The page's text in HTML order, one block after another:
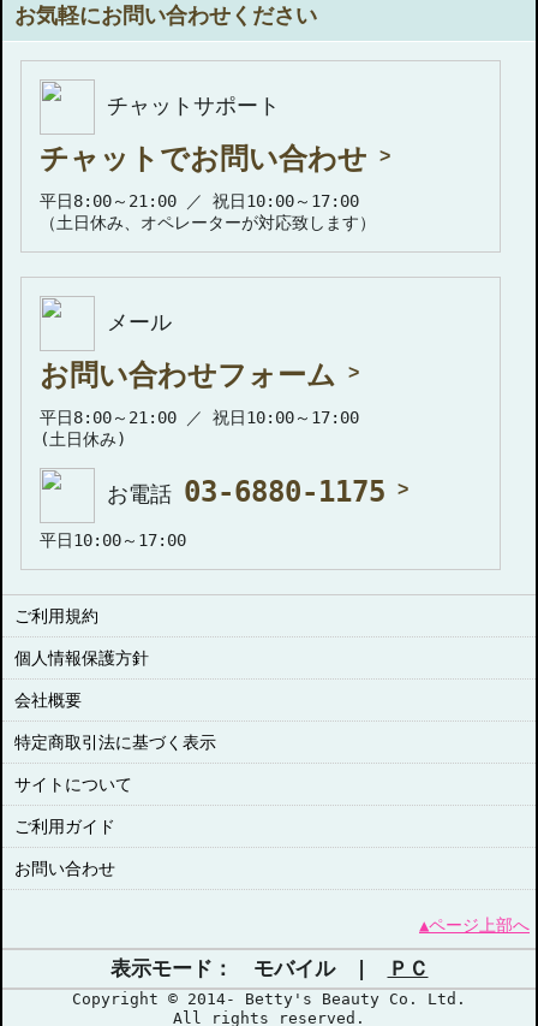
お気軽にお問い合わせください
チャットサポート
チャットでお問い合わせ
平日8:00～21:00 ／ 祝日10:00～17:00
（土日休み、オペレーターが対応致します）
メール
お問い合わせフォーム
平日8:00～21:00 ／ 祝日10:00～17:00
(土日休み)
お電話 03-6880-1175
平日10:00～17:00
ご利用規約
個人情報保護方針
会社概要
特定商取引法に基づく表示
サイトについて
ご利用ガイド
お問い合わせ
▲ページ上部へ
表示モード： モバイル | ＰＣ
Copyright © 2014- Betty's Beauty Co. Ltd.
All rights reserved.